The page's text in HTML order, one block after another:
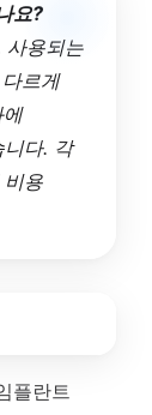
요?
사용되는
르게
다. 각
용
플란트